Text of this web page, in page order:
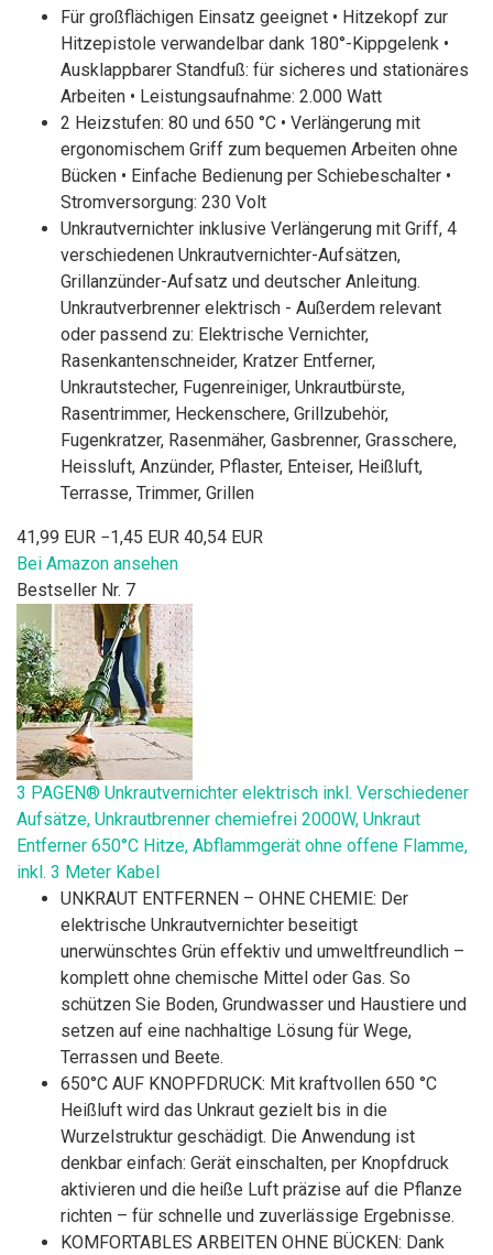
Für großflächigen Einsatz geeignet • Hitzekopf zur
Hitzepistole verwandelbar dank 180°-Kippgelenk •
Ausklappbarer Standfuß: für sicheres und stationäres
Arbeiten • Leistungsaufnahme: 2.000 Watt
2 Heizstufen: 80 und 650 °C • Verlängerung mit
ergonomischem Griff zum bequemen Arbeiten ohne
Bücken • Einfache Bedienung per Schiebeschalter •
Stromversorgung: 230 Volt
Unkrautvernichter inklusive Verlängerung mit Griff, 4
verschiedenen Unkrautvernichter-Aufsätzen,
Grillanzünder-Aufsatz und deutscher Anleitung.
Unkrautverbrenner elektrisch - Außerdem relevant
oder passend zu: Elektrische Vernichter,
Rasenkantenschneider, Kratzer Entferner,
Unkrautstecher, Fugenreiniger, Unkrautbürste,
Rasentrimmer, Heckenschere, Grillzubehör,
Fugenkratzer, Rasenmäher, Gasbrenner, Grasschere,
Heissluft, Anzünder, Pflaster, Enteiser, Heißluft,
Terrasse, Trimmer, Grillen
41,99 EUR −1,45 EUR 40,54 EUR
Bei Amazon ansehen
Bestseller Nr. 7
3 PAGEN® Unkrautvernichter elektrisch inkl. Verschiedener
Aufsätze, Unkrautbrenner chemiefrei 2000W, Unkraut
Entferner 650°C Hitze, Abflammgerät ohne offene Flamme,
inkl. 3 Meter Kabel
UNKRAUT ENTFERNEN – OHNE CHEMIE: Der
elektrische Unkrautvernichter beseitigt
unerwünschtes Grün effektiv und umweltfreundlich –
komplett ohne chemische Mittel oder Gas. So
schützen Sie Boden, Grundwasser und Haustiere und
setzen auf eine nachhaltige Lösung für Wege,
Terrassen und Beete.
650°C AUF KNOPFDRUCK: Mit kraftvollen 650 °C
Heißluft wird das Unkraut gezielt bis in die
Wurzelstruktur geschädigt. Die Anwendung ist
denkbar einfach: Gerät einschalten, per Knopfdruck
aktivieren und die heiße Luft präzise auf die Pflanze
richten – für schnelle und zuverlässige Ergebnisse.
KOMFORTABLES ARBEITEN OHNE BÜCKEN: Dank